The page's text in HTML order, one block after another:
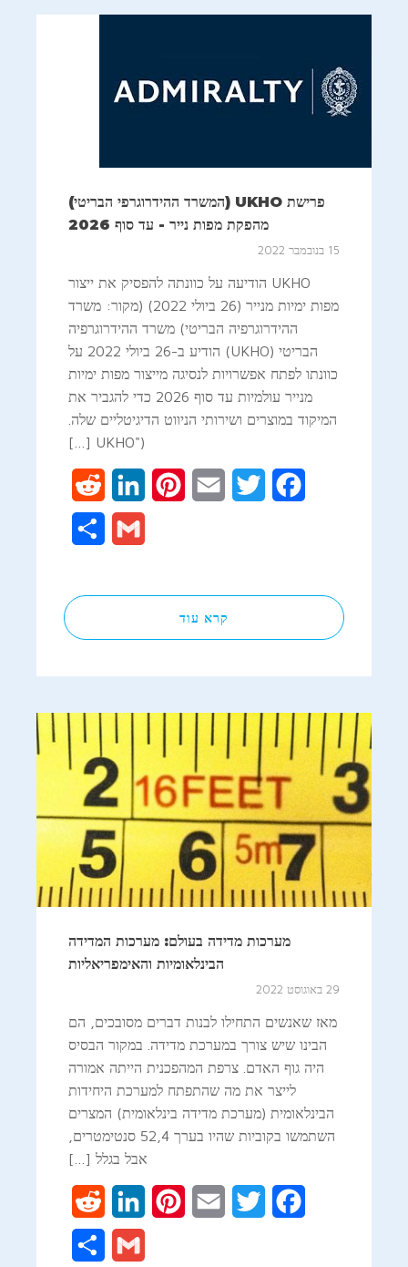
פרישת UKHO (המשרד ההידרוגרפי הבריטי)
מהפקת מפות נייר - עד סוף 2026
15 בנובמבר 2022
UKHO הודיעה על כוונתה להפסיק את ייצור
מפות ימיות מנייר (26 ביולי 2022) (מקור: משרד
ההידרוגרפיה הבריטי) משרד ההידרוגרפיה
הבריטי (UKHO) הודיע ב-26 ביולי 2022 על
כוונתו לפתח אפשרויות לנסיגה מייצור מפות ימיות
מנייר עולמיות עד סוף 2026 כדי להגביר את
המיקוד במוצרים ושירותי הניווט הדיגיטליים שלה.
("UKHO […]
Facebook
Twitter
Email
Pinterest
LinkedIn
Gmail
קרא עוד
מערכות מדידה בעולם: מערכות המדידה
הבינלאומיות והאימפריאליות
29 באוגוסט 2022
מאז שאנשים התחילו לבנות דברים מסובכים, הם
הבינו שיש צורך במערכת מדידה. במקור הבסיס
היה גוף האדם. צרפת המהפכנית הייתה אמורה
לייצר את מה שהתפתח למערכת היחידות
הבינלאומית (מערכת מדידה בינלאומית) המצרים
השתמשו בקוביות שהיו בערך 52,4 סנטימטרים,
אבל בגלל […]
Facebook
Twitter
Email
Pinterest
LinkedIn
Gmail